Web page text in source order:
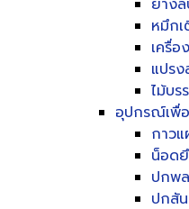
ยาง
หมึก
เครื่อ
แปรง
ไม้บ
อุปกรณ์เพื่อ
กาวแ
น็อด
ปกพ
ปกสั